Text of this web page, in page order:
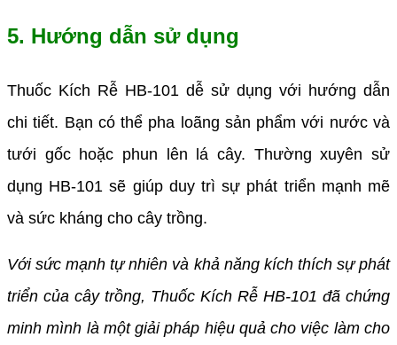
5. Hướng dẫn sử dụng
Thuốc Kích Rễ HB-101 dễ sử dụng với hướng dẫn
chi tiết. Bạn có thể pha loãng sản phẩm với nước và
tưới gốc hoặc phun lên lá cây. Thường xuyên sử
dụng HB-101 sẽ giúp duy trì sự phát triển mạnh mẽ
và sức kháng cho cây trồng.
Với sức mạnh tự nhiên và khả năng kích thích sự phát
triển của cây trồng, Thuốc Kích Rễ HB-101 đã chứng
minh mình là một giải pháp hiệu quả cho việc làm cho